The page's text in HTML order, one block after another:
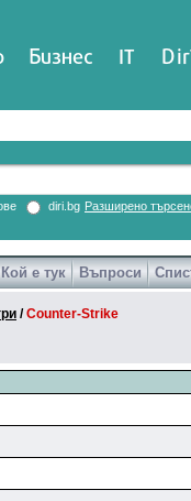
Бизнес IT
diri.bg Разширено
Кой е тук Въпроси
/Counter-Strike